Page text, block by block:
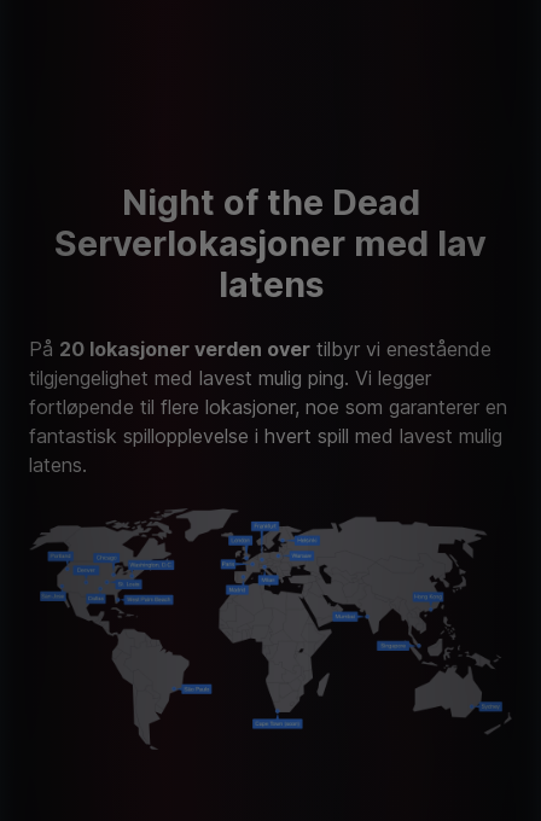
Night of the Dead
Serverlokasjoner med lav
latens
På 20 lokasjoner verden over tilbyr vi enestående
tilgjengelighet med lavest mulig ping. Vi legger
fortløpende til flere lokasjoner, noe som garanterer en
fantastisk spillopplevelse i hvert spill med lavest mulig
latens.